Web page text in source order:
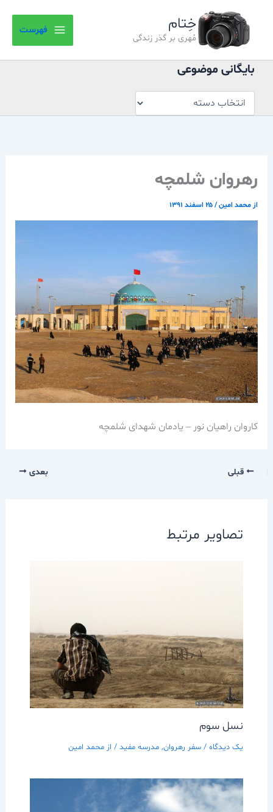
خِتام
مُهری بر گذر زندگی
فهرست
بایگانی موضوعی
موضوعی
رهروان شلمچه
از محمد امین/۲۵ اسفند ۱۳۹۱
کاروان راهیان نور – یادمان شهدای شلمچه
قبلی بعدی
تصاویر مرتبط
نسل سوم
یک دیدگاه / سفر رهروان, مدرسه مفيد/ از محمد امین